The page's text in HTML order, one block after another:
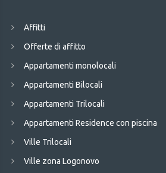
Affitti
Offerte di affitto
Appartamenti monolocali
Appartamenti Bilocali
Appartamenti Trilocali
Appartamenti Residence con piscina
Ville Trilocali
Ville zona Logonovo